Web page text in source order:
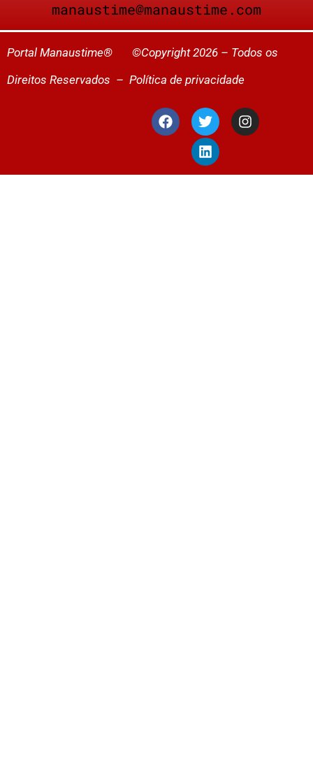
manaustime@manaustime.com
Portal Manaustime® ©Copyright 2026 – Todos os
Direitos Reservados – Política de privacidade